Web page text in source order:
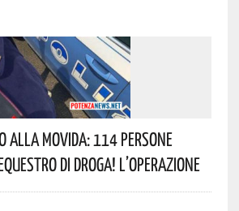
Alla Movida: 114 Persone
Di Droga! L’operazione